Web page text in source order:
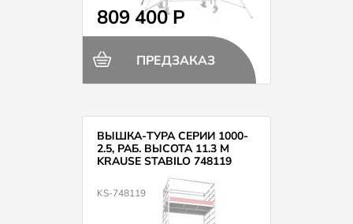
809 400 Р
ПРЕДЗАКАЗ
ВЫШКА-ТУРА СЕРИИ 1000-
2.5, РАБ. ВЫСОТА 11.3 М
KRAUSE STABILO 748119
KS-748119